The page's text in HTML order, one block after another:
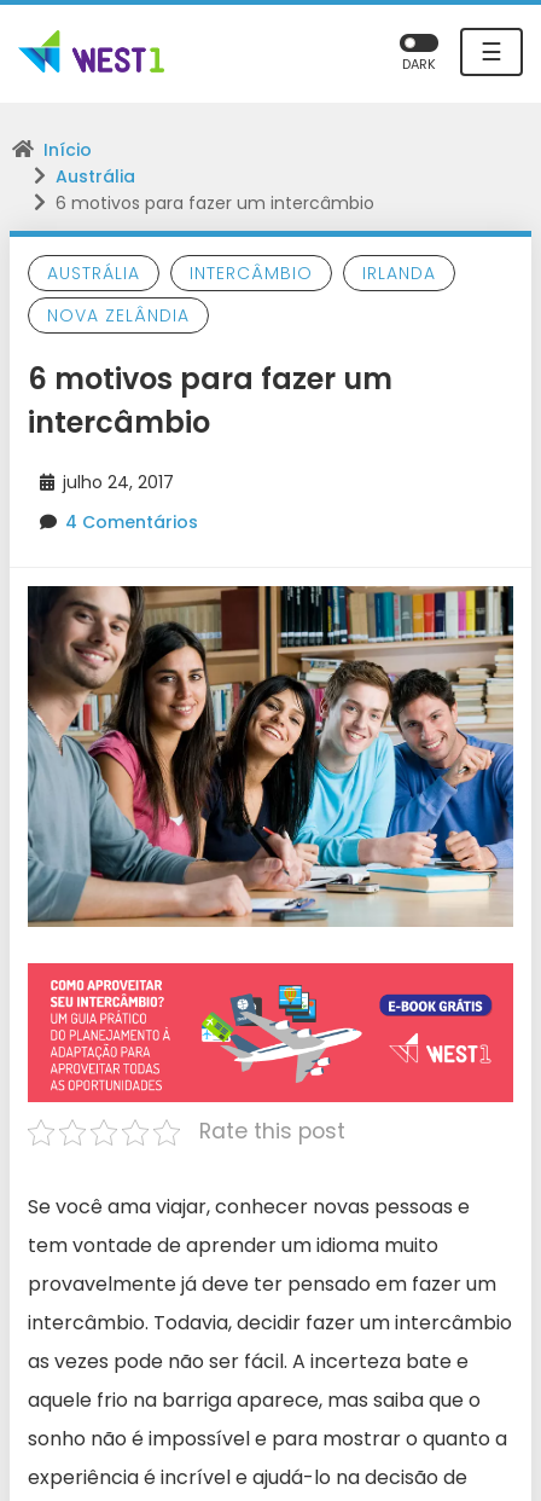
☰
DARK
Início
Austrália
6 motivos para fazer um intercâmbio
AUSTRÁLIA INTERCÂMBIO
IRLANDA
NOVA ZELÂNDIA
6 motivos para fazer um
intercâmbio
julho 24, 2017
4 Comentários
Rate this post
Se você ama viajar, conhecer novas pessoas e
tem vontade de aprender um idioma muito
provavelmente já deve ter pensado em fazer um
intercâmbio. Todavia, decidir fazer um intercâmbio
as vezes pode não ser fácil. A incerteza bate e
aquele frio na barriga aparece, mas saiba que o
sonho não é impossível e para mostrar o quanto a
experiência é incrível e ajudá-lo na decisão de